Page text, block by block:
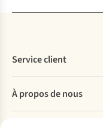
Service client
Commander
Payer
À propos de nous